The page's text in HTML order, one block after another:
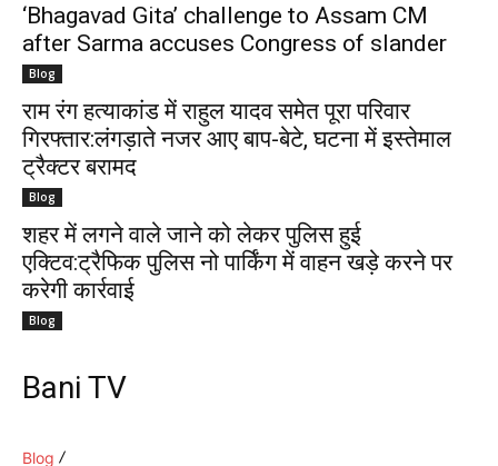
‘Bhagavad Gita’ challenge to Assam CM
after Sarma accuses Congress of slander
Blog
राम रंग हत्याकांड में राहुल यादव समेत पूरा परिवार
गिरफ्तार:लंगड़ाते नजर आए बाप-बेटे, घटना में इस्तेमाल
ट्रैक्टर बरामद
Blog
शहर में लगने वाले जाने को लेकर पुलिस हुई
एक्टिव:ट्रैफिक पुलिस नो पार्किंग में वाहन खड़े करने पर
करेगी कार्रवाई
Blog
Bani TV
Blog